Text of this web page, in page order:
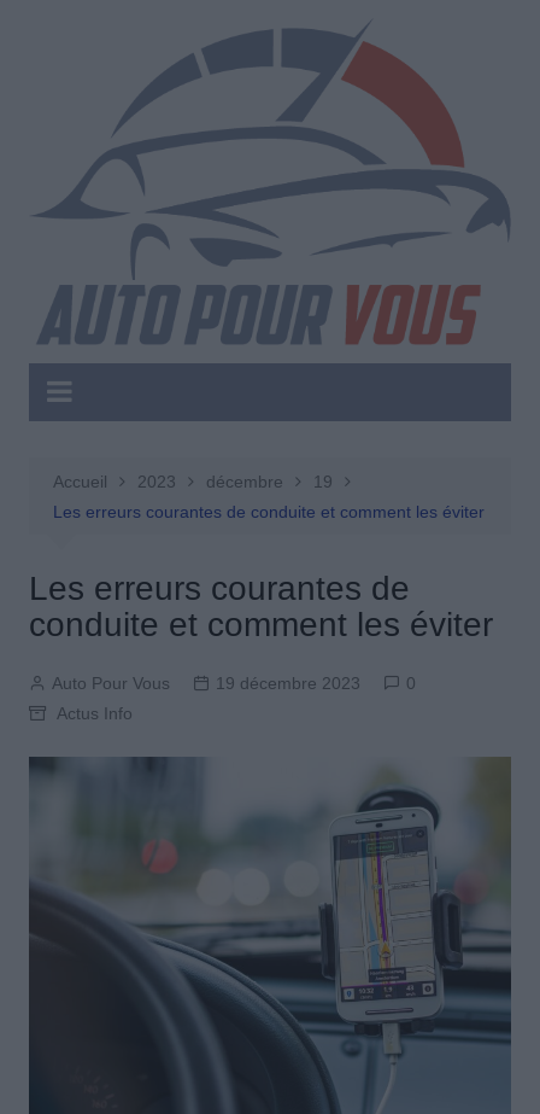
Accueil 2023 décembre
19
Les erreurs courantes de conduite et comment les éviter
Les erreurs courantes de
conduite et comment les éviter
Auto Pour Vous 19 décembre 2023
0
Actus Info